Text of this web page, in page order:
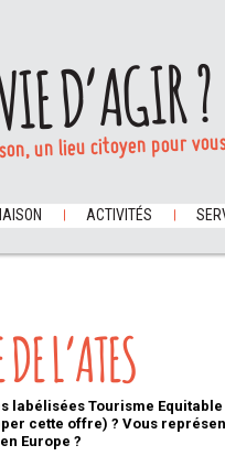
D’AGIR ?
un lieu citoyen pour
ACTIVITÉS
L’ATES
Tourisme Equitable
cette offre) ? Vous
Europe ?